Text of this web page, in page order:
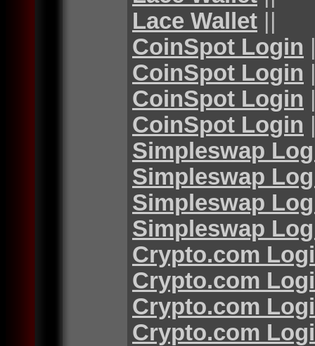
Lace Wallet ||
CoinSpot Login
CoinSpot Login
CoinSpot Login
CoinSpot Login
Simpleswap
Simpleswap
Simpleswap
Simpleswap
Crypto.com
Crypto.com
Crypto.com
Crypto.com